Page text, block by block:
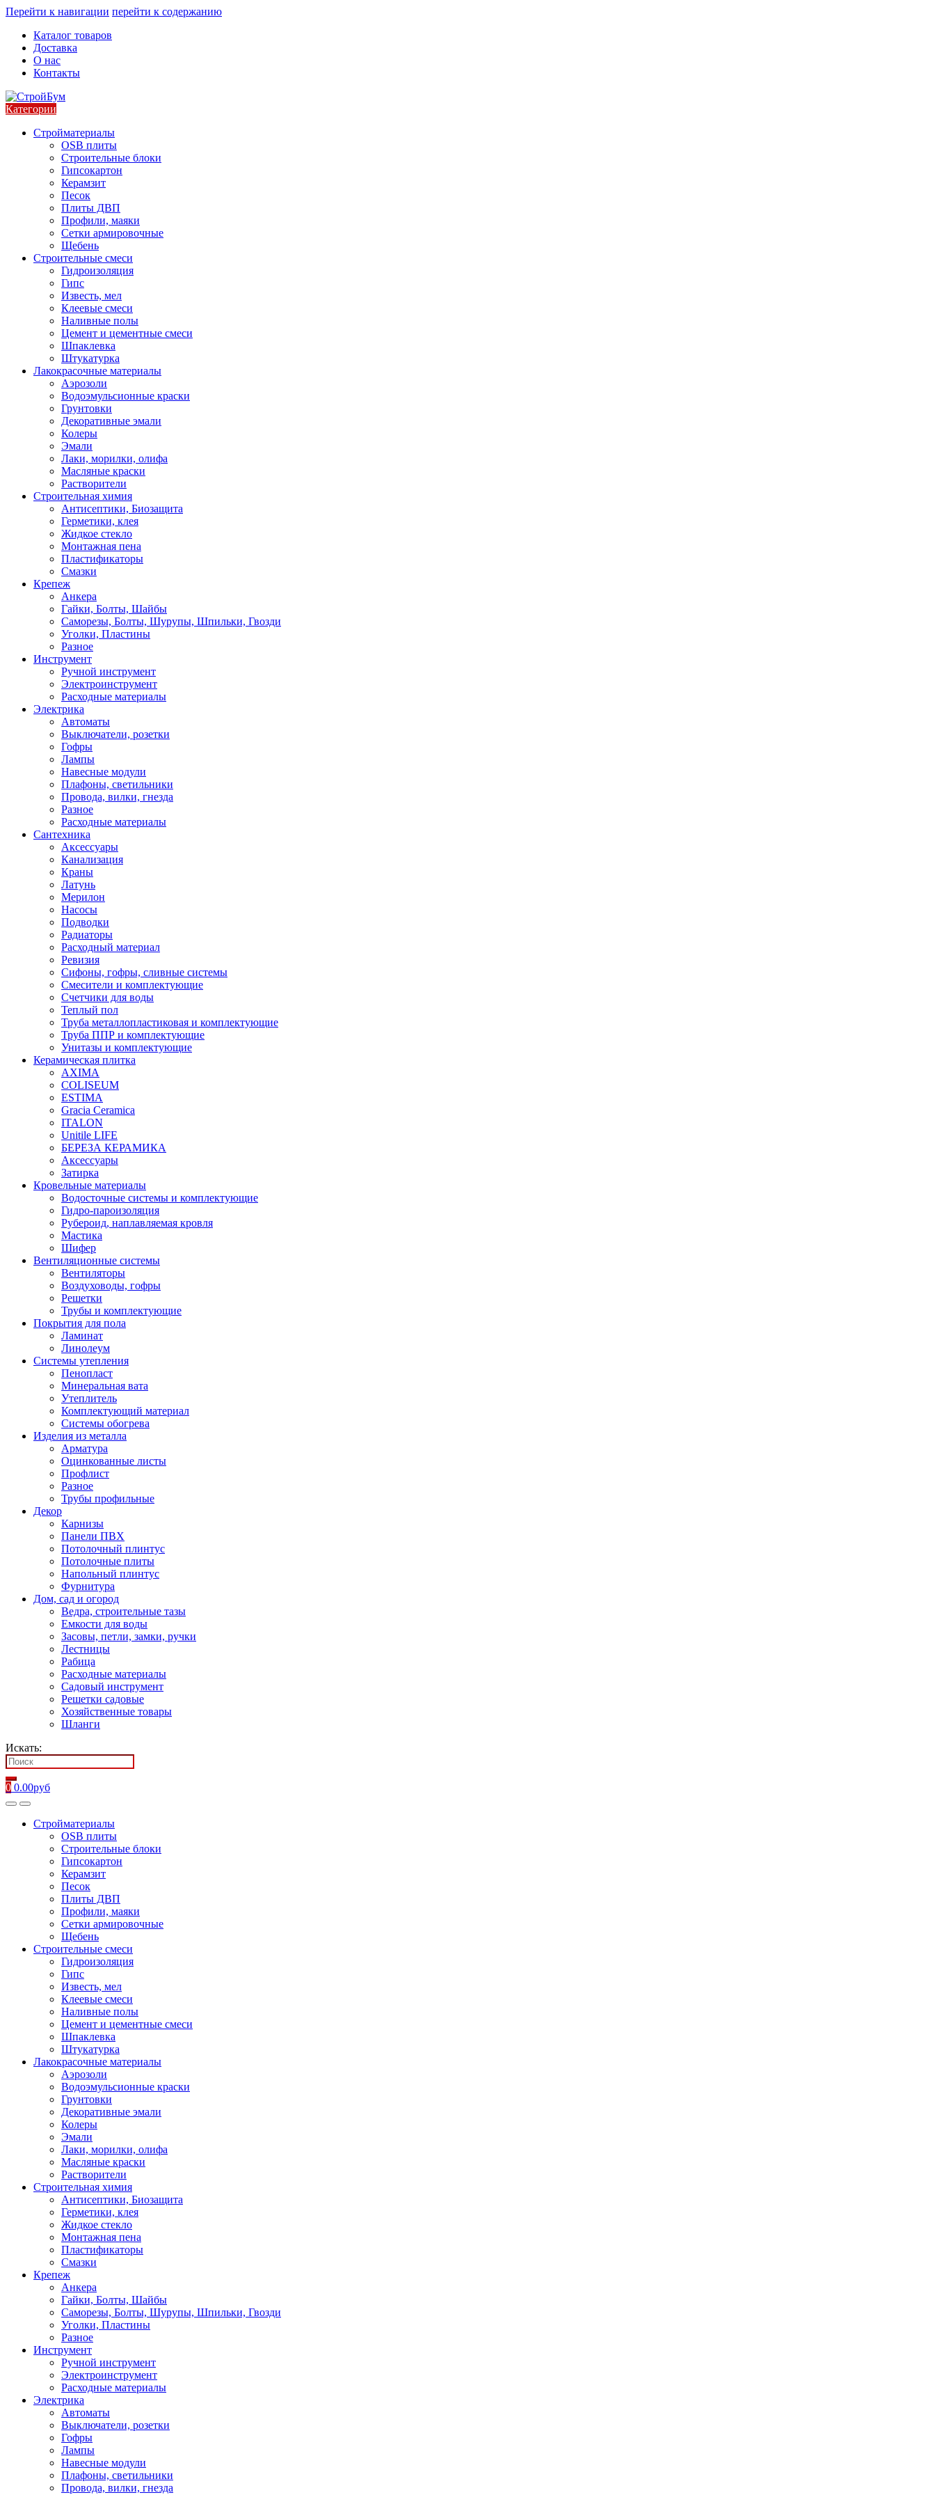
Перейти к навигации перейти к содержанию
Каталог товаров
Доставка
О нас
Контакты
Категории
Стройматериалы
OSB плиты
Строительные блоки
Гипсокартон
Керамзит
Песок
Плиты ДВП
Профили, маяки
Сетки армировочные
Щебень
Строительные смеси
Гидроизоляция
Гипс
Известь, мел
Клеевые смеси
Наливные полы
Цемент и цементные смеси
Шпаклевка
Штукатурка
Лакокрасочные материалы
Аэрозоли
Водоэмульсионные краски
Грунтовки
Декоративные эмали
Колеры
Эмали
Лаки, морилки, олифа
Масляные краски
Растворители
Строительная химия
Антисептики, Биозащита
Герметики, клея
Жидкое стекло
Монтажная пена
Пластификаторы
Смазки
Крепеж
Анкера
Гайки, Болты, Шайбы
Саморезы, Болты, Шурупы, Шпильки, Гвозди
Уголки, Пластины
Разное
Инструмент
Ручной инструмент
Электроинструмент
Расходные материалы
Электрика
Автоматы
Выключатели, розетки
Гофры
Лампы
Навесные модули
Плафоны, светильники
Провода, вилки, гнезда
Разное
Расходные материалы
Сантехника
Аксессуары
Канализация
Краны
Латунь
Мерилон
Насосы
Подводки
Радиаторы
Расходный материал
Ревизия
Сифоны, гофры, сливные системы
Смесители и комплектующие
Счетчики для воды
Теплый пол
Труба металлопластиковая и комплектующие
Труба ППР и комплектующие
Унитазы и комплектующие
Керамическая плитка
AXIMA
COLISEUM
ESTIMA
Gracia Ceramica
ITALON
Unitile LIFE
БЕРЕЗА КЕРАМИКА
Аксессуары
Затирка
Кровельные материалы
Водосточные системы и комплектующие
Гидро-пароизоляция
Рубероид, наплавляемая кровля
Мастика
Шифер
Вентиляционные системы
Вентиляторы
Воздуховоды, гофры
Решетки
Трубы и комплектующие
Покрытия для пола
Ламинат
Линолеум
Системы утепления
Пенопласт
Минеральная вата
Утеплитель
Комплектующий материал
Системы обогрева
Изделия из металла
Арматура
Оцинкованные листы
Профлист
Разное
Трубы профильные
Декор
Карнизы
Панели ПВХ
Потолочный плинтус
Потолочные плиты
Напольный плинтус
Фурнитура
Дом, сад и огород
Ведра, строительные тазы
Емкости для воды
Засовы, петли, замки, ручки
Лестницы
Рабица
Расходные материалы
Садовый инструмент
Решетки садовые
Хозяйственные товары
Шланги
Искать:
0 0.00руб
Стройматериалы
OSB плиты
Строительные блоки
Гипсокартон
Керамзит
Песок
Плиты ДВП
Профили, маяки
Сетки армировочные
Щебень
Строительные смеси
Гидроизоляция
Гипс
Известь, мел
Клеевые смеси
Наливные полы
Цемент и цементные смеси
Шпаклевка
Штукатурка
Лакокрасочные материалы
Аэрозоли
Водоэмульсионные краски
Грунтовки
Декоративные эмали
Колеры
Эмали
Лаки, морилки, олифа
Масляные краски
Растворители
Строительная химия
Антисептики, Биозащита
Герметики, клея
Жидкое стекло
Монтажная пена
Пластификаторы
Смазки
Крепеж
Анкера
Гайки, Болты, Шайбы
Саморезы, Болты, Шурупы, Шпильки, Гвозди
Уголки, Пластины
Разное
Инструмент
Ручной инструмент
Электроинструмент
Расходные материалы
Электрика
Автоматы
Выключатели, розетки
Гофры
Лампы
Навесные модули
Плафоны, светильники
Провода, вилки, гнезда